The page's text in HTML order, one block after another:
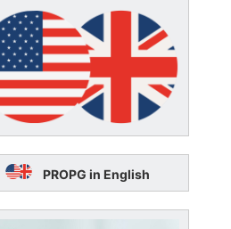
PROPG in English